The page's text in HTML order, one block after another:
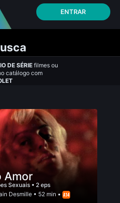
ENTRAR
DE SÉRIE filmes ou
catálogo com
Amor
Sexuais • 2 eps
Desmille • 52 min •